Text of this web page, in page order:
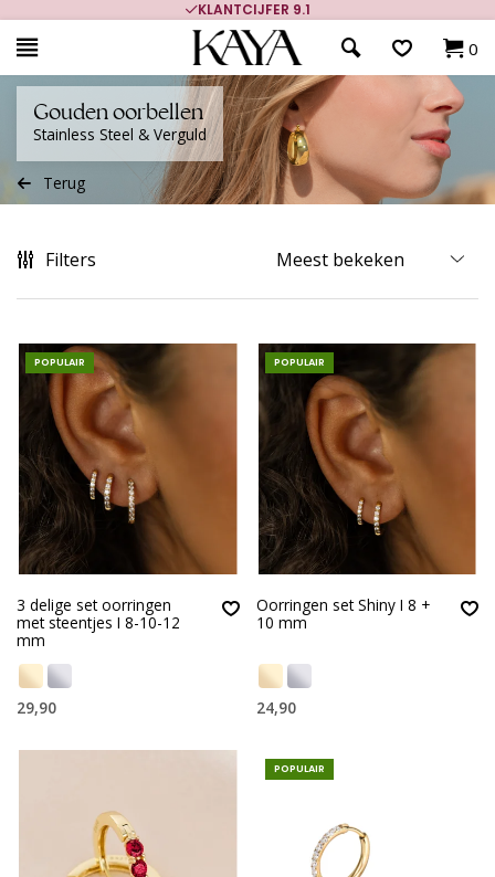
700.000+ TEVREDEN KLANTEN
0
Gouden oorbellen
Stainless Steel & Verguld
Terug
Filters
POPULAIR
3 delige set oorringen
met steentjes I 8-10-12
mm
29,90
POPULAIR
Oorringen set Shiny I 8 +
10 mm
24,90
POPULAIR